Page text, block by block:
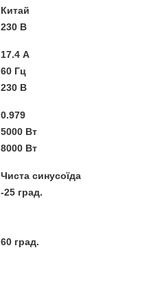
Китай
230 В
17.4 А
60 Гц
230 В
0.979
5000 Вт
8000 Вт
Чиста синусоїда
-25 град.
60 град.